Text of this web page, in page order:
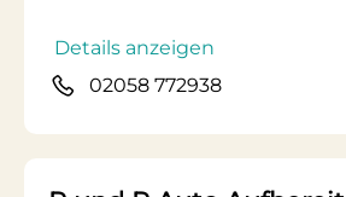
Details anzeigen
02058 772938